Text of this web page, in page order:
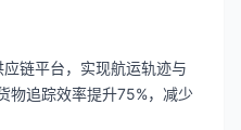
链平台，实现航运轨迹与
物追踪效率提升75%，减少